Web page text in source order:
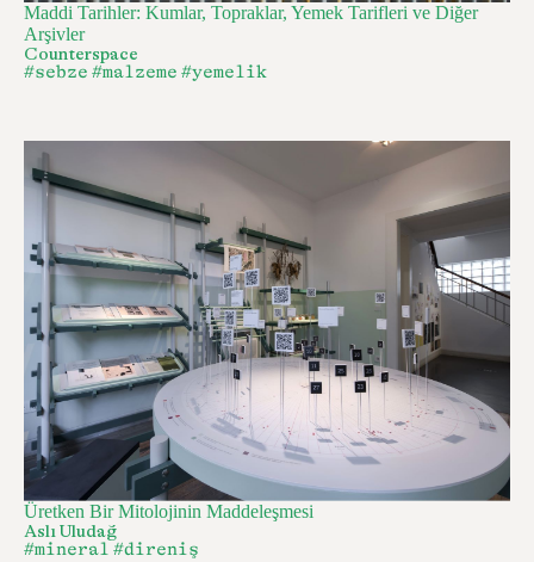
Maddi Tarihler: Kumlar, Topraklar, Yemek Tarifleri ve Diğer
Arşivler
Counterspace
#sebze #malzeme #yemelik
Üretken Bir Mitolojinin Maddeleşmesi
Aslı Uludağ
#mineral #direniş